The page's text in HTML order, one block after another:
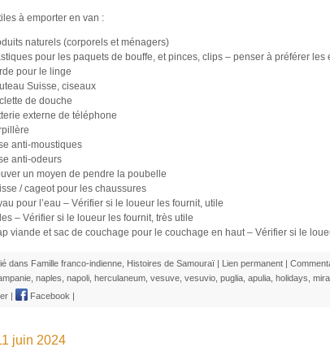
à emporter en van :
naturels (corporels et ménagers)
pour les paquets de bouffe, et pinces, clips – penser à préférer
pour le linge
Suisse, ciseaux
de douche
externe de téléphone
anti-moustiques
anti-odeurs
un moyen de pendre la poubelle
/ cageot pour les chaussures
pour l’eau – Vérifier si le loueur les fournit, utile
– Vérifier si le loueur les fournit, très utile
viande et sac de couchage pour le couchage en haut – Vérifier si le
dans Famille franco-indienne Histoires de Samouraï | Lien permanent |
naples napoli herculaneum vesuve vesuvio puglia apulia holidays
| Facebook |
juin 2024